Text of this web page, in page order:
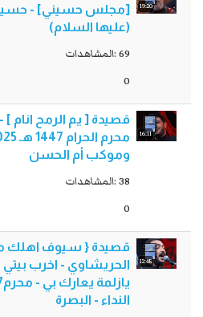
19:20
[مجلس حسيني] -
(عليها السلام)
69 :المشاهدات
0
16:11
قصيدة [ يم الرمح انام ]
وموكب أم الحسن
38 :المشاهدات
0
12:45
قصيدة { سيوف اهلك
الحريشاوي - اخرب
النداء - البصرة